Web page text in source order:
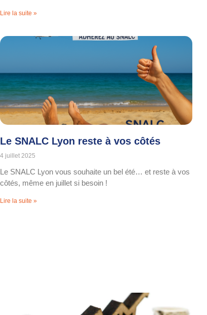
Lire la suite »
Le SNALC Lyon reste à vos côtés
4 juillet 2025
Le SNALC Lyon vous souhaite un bel été… et reste à vos
côtés, même en juillet si besoin !
Lire la suite »